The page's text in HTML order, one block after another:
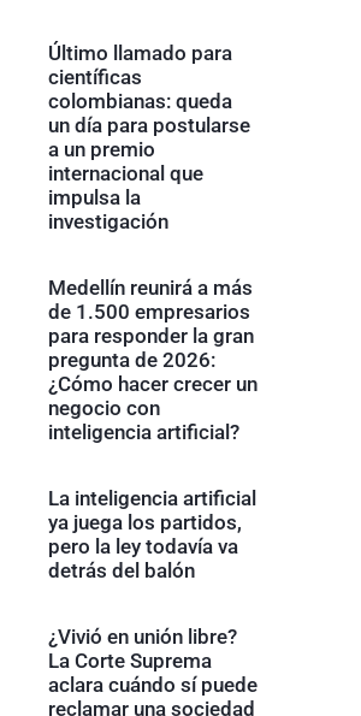
Último llamado para
científicas
colombianas: queda
un día para postularse
a un premio
internacional que
impulsa la
investigación
Medellín reunirá a más
de 1.500 empresarios
para responder la gran
pregunta de 2026:
¿Cómo hacer crecer un
negocio con
inteligencia artificial?
La inteligencia artificial
ya juega los partidos,
pero la ley todavía va
detrás del balón
¿Vivió en unión libre?
La Corte Suprema
aclara cuándo sí puede
reclamar una sociedad